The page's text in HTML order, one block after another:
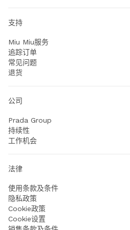
支持
Miu Miu服务
追踪订单
常见问题
退货
公司
Prada Group
持续性
工作机会
法律
使用条款及条件
隐私政策
Cookie政策
Cookie设置